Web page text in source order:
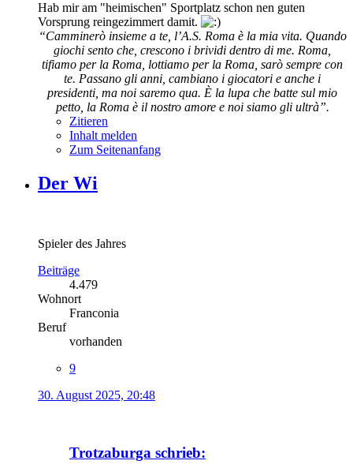
Hab mir am "heimischen" Sportplatz schon nen guten
Vorsprung reingezimmert damit.
“Camminerò insieme a te, l’A.S. Roma è la mia vita. Quando
giochi sento che, crescono i brividi dentro di me. Roma,
tifiamo per la Roma, lottiamo per la Roma, sarò sempre con
te. Passano gli anni, cambiano i giocatori e anche i
presidenti, ma noi saremo qua. È la lupa che batte sul mio
petto, la Roma è il nostro amore e noi siamo gli ultrà”.
Zitieren
Inhalt melden
Zum Seitenanfang
Der Wi
Spieler des Jahres
Beiträge
4.479
Wohnort
Franconia
Beruf
vorhanden
9
30. August 2025, 20:48
Trotzaburga schrieb: